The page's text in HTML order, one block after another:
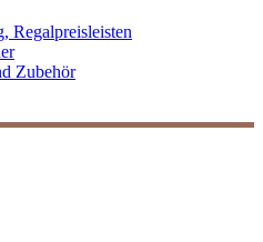
Regalpreisleisten
Zubehör